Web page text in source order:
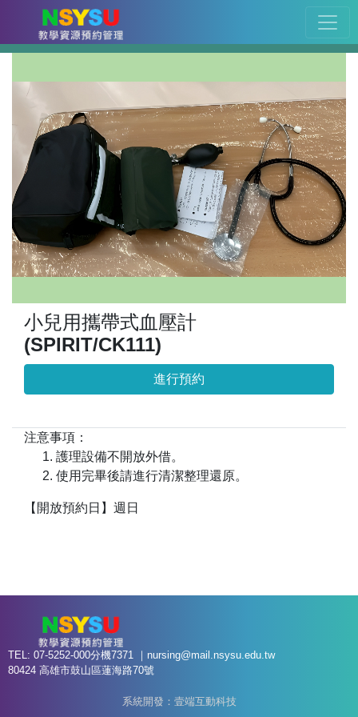
小兒用攜帶式血壓計
(SPIRIT/CK111)
進行預約
注意事項：
護理設備不開放外借。
使用完畢後請進行清潔整理還原。
【開放預約日】週日
TEL: 07-5252-000分機7371 ｜ nursing@mail.nsysu.edu.tw
80424 高雄市鼓山區蓮海路70號
系統開發：壹端互動科技